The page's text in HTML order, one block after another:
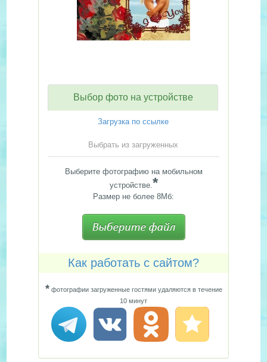
Выбор фото на устройстве
Загрузка по ссылке
Выбрать из загруженных
Выберите фотографию на мобильном
устройстве.*
Размер не более 8Мб:
Как работать с сайтом?
*фотографии загруженные гостями удаляются в течение
10 минут